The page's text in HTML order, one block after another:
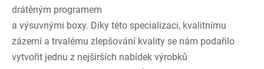
drátěným programem
a výsuvnými boxy. Díky této specializaci, kvalitnímu
zázemí a trvalému zlepšování kvality se nám podařilo
vytvořit jednu z nejširších nabídek výrobků